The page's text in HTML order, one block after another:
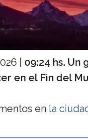
| 09:24 hs. Un
en el Fin del
en la